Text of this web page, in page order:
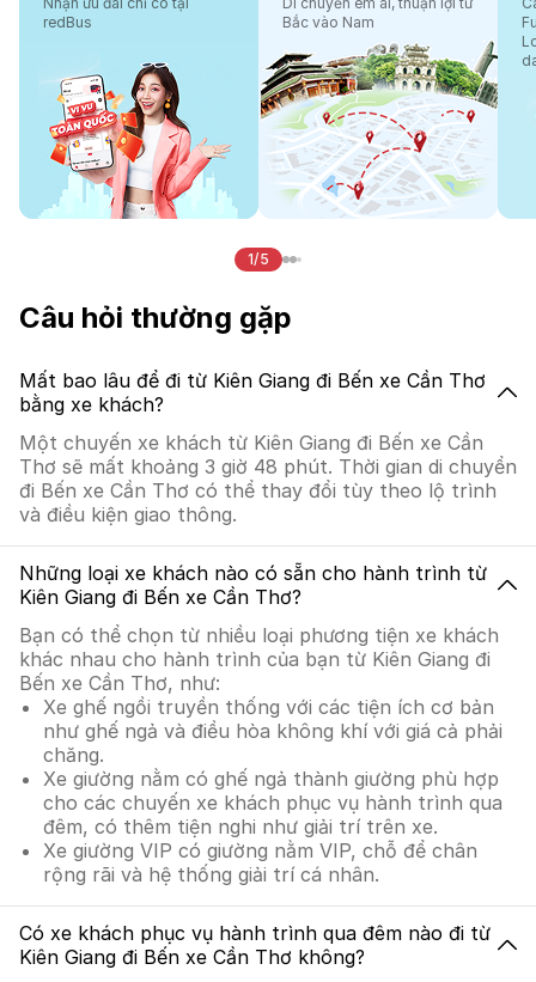
redBus
Bắc vào Nam
1/5
Câu hỏi thường gặp
Mất bao lâu để đi từ Kiên Giang đi Bến xe Cần Thơ
bằng xe khách?
Một chuyến xe khách từ Kiên Giang đi Bến xe Cần
Thơ sẽ mất khoảng 3 giờ 48 phút. Thời gian di chuyển
đi Bến xe Cần Thơ có thể thay đổi tùy theo lộ trình
và điều kiện giao thông.
Những loại xe khách nào có sẵn cho hành trình từ
Kiên Giang đi Bến xe Cần Thơ?
Bạn có thể chọn từ nhiều loại phương tiện xe khách
khác nhau cho hành trình của bạn từ Kiên Giang đi
Bến xe Cần Thơ, như:
Xe ghế ngồi truyền thống với các tiện ích cơ bản
như ghế ngả và điều hòa không khí với giá cả phải
chăng.
Xe giường nằm có ghế ngả thành giường phù hợp
cho các chuyến xe khách phục vụ hành trình qua
đêm, có thêm tiện nghi như giải trí trên xe.
Xe giường VIP có giường nằm VIP, chỗ để chân
rộng rãi và hệ thống giải trí cá nhân.
Có xe khách phục vụ hành trình qua đêm nào đi từ
Kiên Giang đi Bến xe Cần Thơ không?